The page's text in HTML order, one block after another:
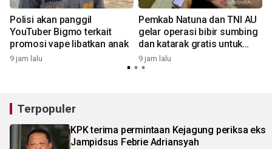
Polisi akan panggil
YouTuber Bigmo terkait
promosi vape libatkan anak
9 jam lalu
Pemkab Natuna dan TNI AU
gelar operasi bibir sumbing
dan katarak gratis untuk
warga
9 jam lalu
Terpopuler
KPK terima permintaan Kejagung periksa eks
Jampidsus Febrie Adriansyah